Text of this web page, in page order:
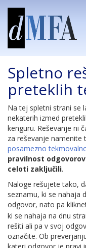
Spletno
preteklih
Na tej spletni strani se
nekaterih izmed
kenguru. Reševanje ni
za reševanje namenite
posamezno
pravilnost
celoti zaključili.
Naloge rešujete tako,
seznamu, ki se nahaja
odgovor, nato pa
ki se nahaja na dnu
rešiti ali pa v svoj
označite. Ob